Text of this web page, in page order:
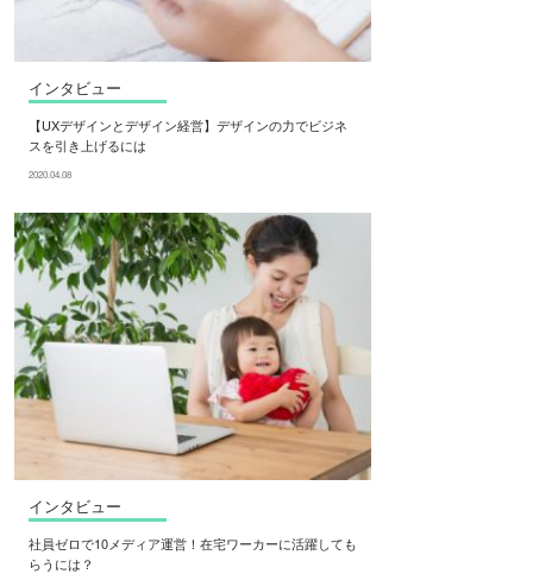
インタビュー
【UXデザインとデザイン経営】デザインの力でビジネ
スを引き上げるには
2020.04.08
インタビュー
社員ゼロで10メディア運営！在宅ワーカーに活躍しても
らうには？